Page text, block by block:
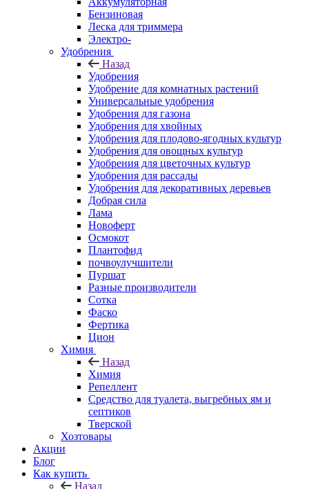
Бензиновая
Леска для триммера
Электро-
Удобрения
Назад
Удобрения
Удобрение для комнатных растений
Универсальные удобрения
Удобрения для газона
Удобрения для хвойных
Удобрения для плодово-ягодных культур
Удобрения для овощных культур
Удобрения для цветочных культур
Удобрения для рассады
Удобрения для декоративных деревьев
Добрая сила
Лама
Новоферт
Осмокот
Плантофид
почвоулучшители
Пуршат
Разные производители
Сотка
Фаско
Фертика
Цион
Химия
Назад
Химия
Репеллент
Средство для туалета, выгребных ям и
септиков
Тверской
Хозтовары
Акции
Блог
Как купить
Назад